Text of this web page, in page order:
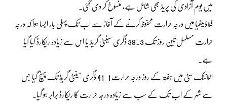
میں یوم آزادی کی پریڈ بھی شامل ہے، منسوخ کر دی گئی۔
فلاڈیلفیا میں درجہ حرارت محفوظ کرنے کے آغاز سے اب تک پہلی بار ایسا ہوا کہ درجہ
حرارت مسلسل تین روز تک 38.3 ڈگری سینٹی گریڈ یا اس سے زیادہ ریکارڈ کیا گیا
ہے۔
اٹلانٹک سٹی میں ہفتہ کے روز درجہ حرارت 41.1 ڈگری سینٹی گریڈ تک پہنچ گیا جس
سے شہر کے اب تک کے سب سے زیادہ درجہ حرارت کا ریکارڈ برابر ہو گیا۔